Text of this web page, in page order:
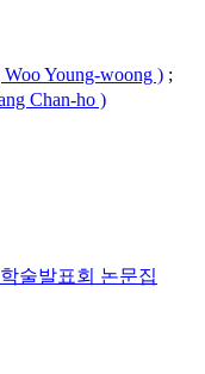
Young-woong ) ;
Chan-ho )
술발표회 논문집